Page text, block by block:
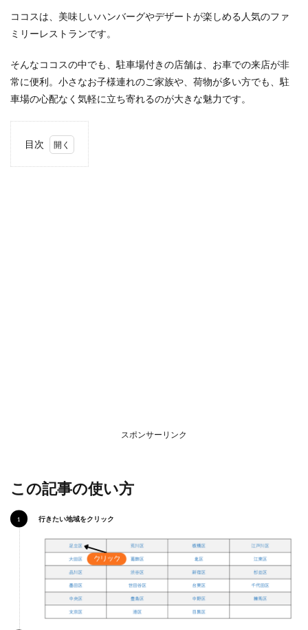
ココスは、美味しいハンバーグやデザートが楽しめる人気のファ
ミリーレストランです。
そんなココスの中でも、駐車場付きの店舗は、お車での来店が非
常に便利。小さなお子様連れのご家族や、荷物が多い方でも、駐
車場の心配なく気軽に立ち寄れるのが大きな魅力です。
目次
スポンサーリンク
この記事の使い方
行きたい地域をクリック
鹿児島県
沖縄県
検索